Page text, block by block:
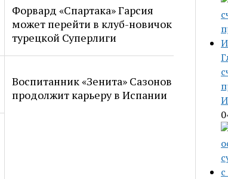
Форвард «Спартака» Гарсия
может перейти в клуб-новичок
турецкой Суперлиги
Воспитанник «Зенита» Сазонов
продолжит карьеру в Испании